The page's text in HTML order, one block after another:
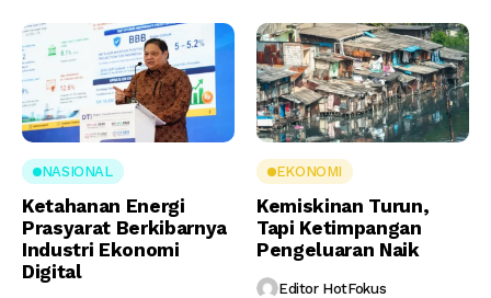
NASIONAL
Ketahanan Energi
Prasyarat Berkibarnya
Industri Ekonomi
Digital
EKONOMI
Kemiskinan Turun,
Tapi Ketimpangan
Pengeluaran Naik
Editor HotFokus